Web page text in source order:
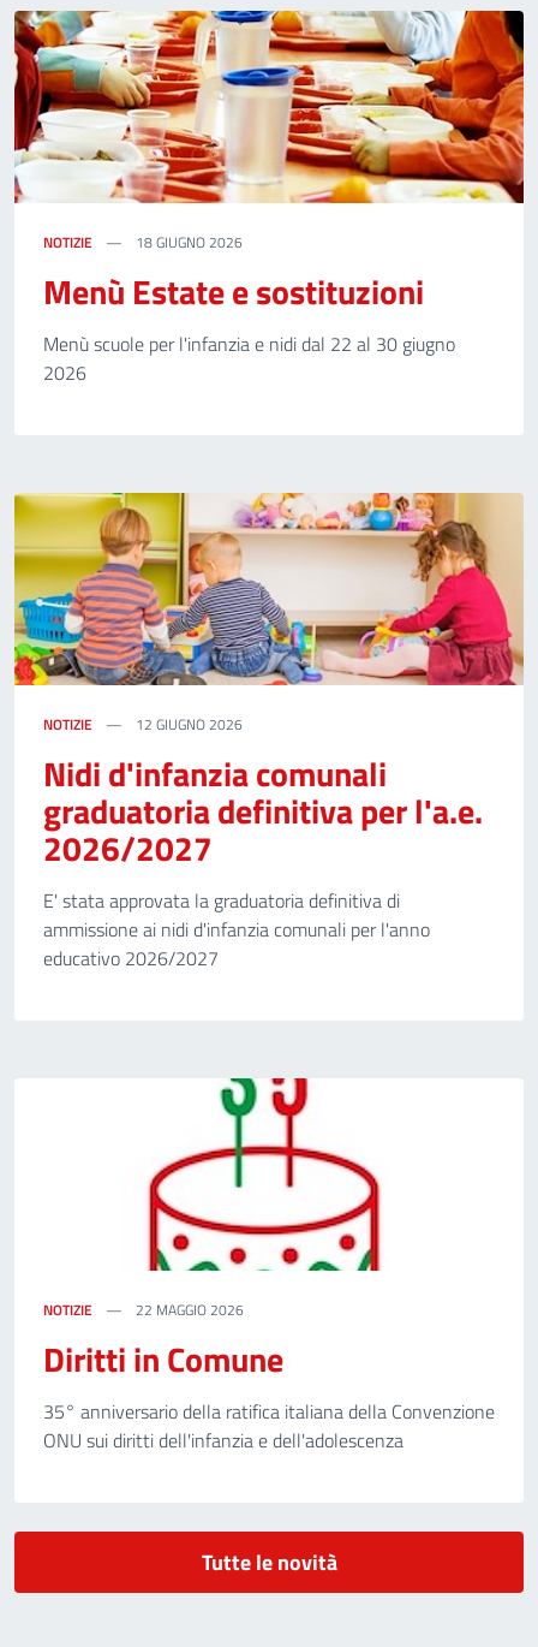
NOTIZIE 18 GIUGNO 2026
Menù Estate e sostituzioni
Menù scuole per l'infanzia e nidi dal 22 al 30 giugno
2026
NOTIZIE 12 GIUGNO 2026
Nidi d'infanzia comunali
graduatoria definitiva per l'a.e.
2026/2027
E' stata approvata la graduatoria definitiva di
ammissione ai nidi d'infanzia comunali per l'anno
educativo 2026/2027
NOTIZIE 22 MAGGIO 2026
Diritti in Comune
35° anniversario della ratifica italiana della Convenzione
ONU sui diritti dell'infanzia e dell'adolescenza
Tutte le novità